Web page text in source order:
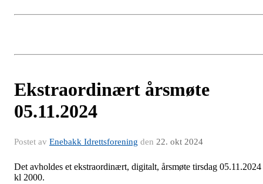
Ekstraordinært årsmøte
05.11.2024
Postet av Enebakk Idrettsforening den 22. okt 2024
Det avholdes et ekstraordinært, digitalt, årsmøte tirsdag 05.11.2024
kl 2000.